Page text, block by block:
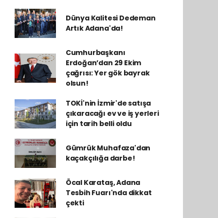
Dünya Kalitesi Dedeman
Artık Adana'da!
Cumhurbaşkanı
Erdoğan’dan 29 Ekim
çağrısı: Yer gök bayrak
olsun!
TOKİ'nin İzmir'de satışa
çıkaracağı ev ve iş yerleri
için tarih belli oldu
Gümrük Muhafaza'dan
kaçakçılığa darbe!
Öcal Karataş, Adana
Tesbih Fuarı'nda dikkat
çekti